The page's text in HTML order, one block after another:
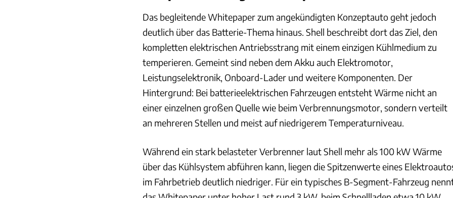
Das begleitende Whitepaper zum angekündigten Konzeptauto geht jedoch
deutlich über das Batterie-Thema hinaus. Shell beschreibt dort das Ziel, den
kompletten elektrischen Antriebsstrang mit einem einzigen Kühlmedium zu
temperieren. Gemeint sind neben dem Akku auch Elektromotor,
Leistungselektronik, Onboard-Lader und weitere Komponenten. Der
Hintergrund: Bei batterieelektrischen Fahrzeugen entsteht Wärme nicht an
einer einzelnen großen Quelle wie beim Verbrennungsmotor, sondern verteilt
an mehreren Stellen und meist auf niedrigerem Temperaturniveau.
Während ein stark belasteter Verbrenner laut Shell mehr als 100 kW Wärme
über das Kühlsystem abführen kann, liegen die Spitzenwerte eines
im Fahrbetrieb deutlich niedriger. Für ein typisches B-Segment-Fahrzeug